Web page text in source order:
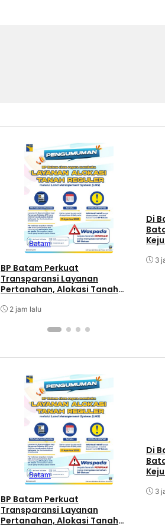
Batam
BP Batam Perkuat
Transparansi Layanan
Pertanahan, Alokasi Tanah
LMS2 jam lalu
Di
3
Batam
BP Batam Perkuat
Transparansi Layanan
Pertanahan, Alokasi Tanah
Di
3